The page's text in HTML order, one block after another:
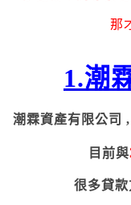
那
1.潮
潮霖資產有限公司 ,
目前與
很多貸